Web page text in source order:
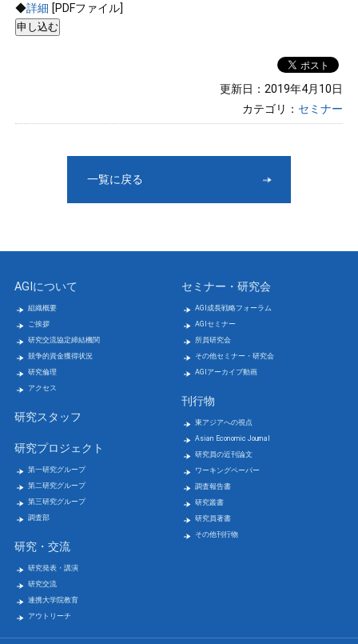
◆詳細 [PDFファイル]
更新日：2019年4月10日
カテゴリ： セミナー
一覧に戻る
AGIについて
組織概要
ご挨拶
研究交流協定締結機関
競争的資金獲得状況
研究倫理
アクセス
研究スタッフ
研究プロジェクト
第一研究グループ
第二研究グループ
第三研究グループ
調査部
研究・交流
研究発表・講演
研究交流
連携大学院教育
アウトリーチ
セミナー・研究会
AGI成長戦略フォーラム
AGIセミナー
所員研究会
その他セミナー・研究会
AGIアーカイブ動画
刊行物
東アジアへの視点
Asian Economic Journal
研究員の近刊論文
ワーキングペーパー
調査報告書
研究叢書
研究員著書
その他刊行物